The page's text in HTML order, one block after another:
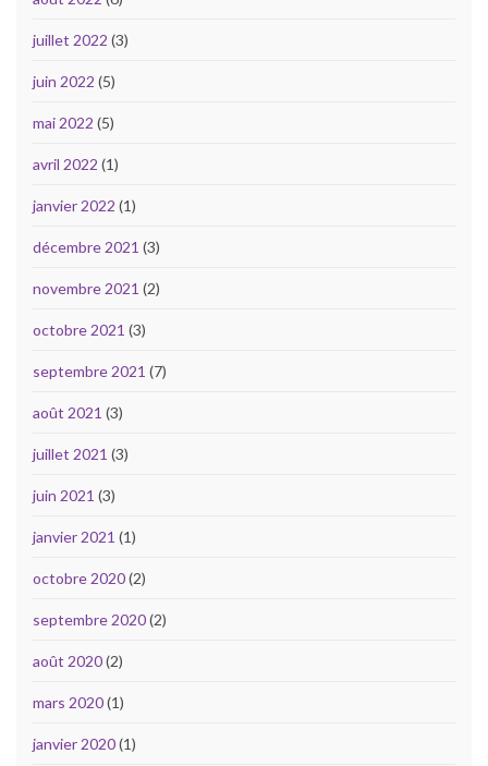
juillet 2022 (3)
juin 2022 (5)
mai 2022 (5)
avril 2022 (1)
janvier 2022 (1)
décembre 2021 (3)
novembre 2021 (2)
octobre 2021 (3)
septembre 2021 (7)
août 2021 (3)
juillet 2021 (3)
juin 2021 (3)
janvier 2021 (1)
octobre 2020(2)
septembre 2020(2)
août 2020(2)
mars 2020(1)
janvier 2020(1)